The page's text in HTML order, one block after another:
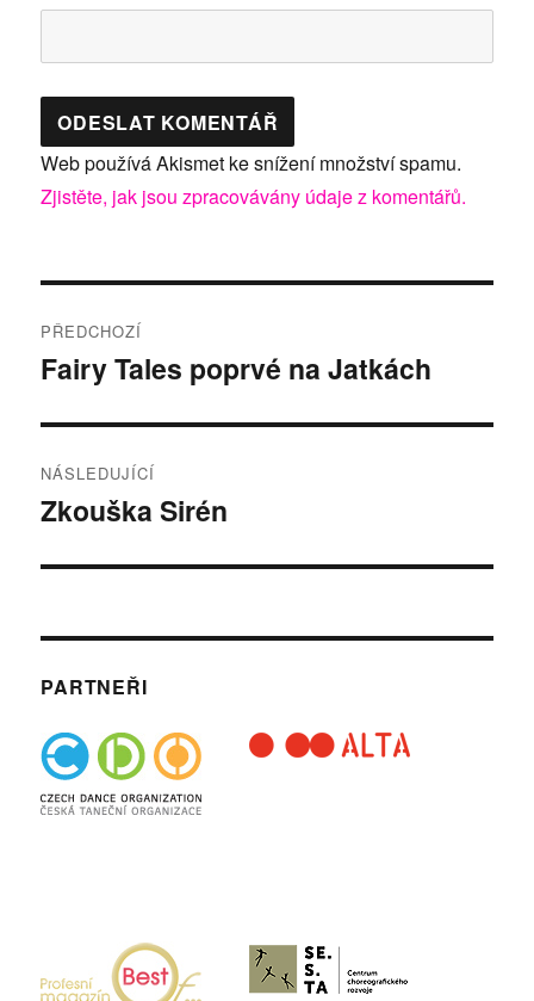
Web používá Akismet ke snížení množství spamu.
Zjistěte, jak jsou zpracovávány údaje z komentářů.
pro
PŘEDCHOZÍ
Předchozí
Fairy Tales poprvé na Jatkách
NÁSLEDUJÍCÍ
Následující
Zkouška Sirén
PARTNEŘI